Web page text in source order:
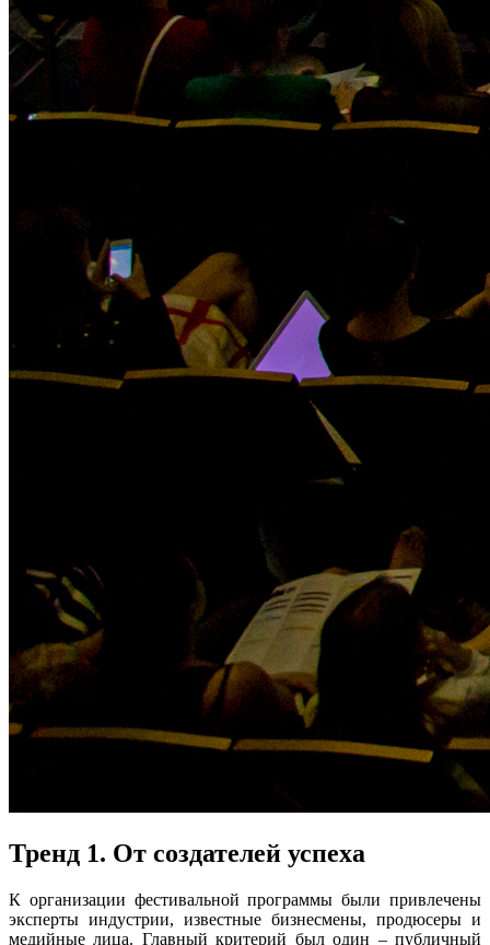
Тренд 1. От создателей успеха
К организации фестивальной программы были привлечены
эксперты индустрии, известные бизнесмены, продюсеры и
медийные лица. Главный критерий был один – публичный